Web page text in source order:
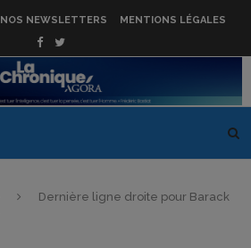
NOS NEWSLETTERS MENTIONS LÉGALES
Dernière ligne droite pour Barack